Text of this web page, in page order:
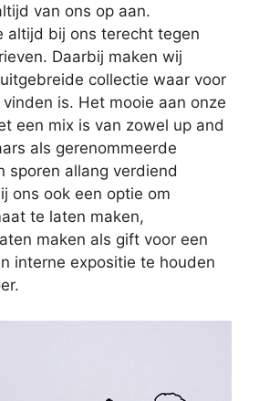
van ons op aan.
altijd bij ons terecht tegen
Daarbij maken wij
collectie waar voor
is. Het mooie aan onze
een mix is van zowel up and
als gerenommeerde
sporen allang verdiend
ons ook een optie om
te laten maken,
maken als gift voor een
interne expositie te houden